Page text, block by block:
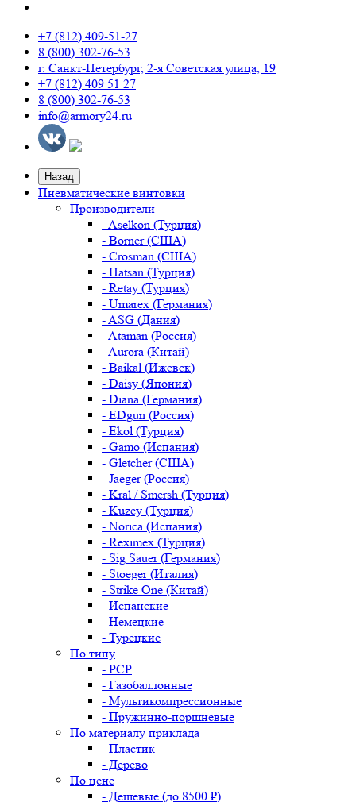
+7 (812) 409-51-27
8 (800) 302-76-53
г. Санкт-Петербург, 2-я Советская улица, 19
+7 (812) 409 51 27
8 (800) 302-76-53
info@armory24.ru
Назад
Пневматические винтовки
Производители
- Aselkon (Турция)
- Borner (США)
- Crosman (США)
- Hatsan (Турция)
- Retay (Турция)
- Umarex (Германия)
- ASG (Дания)
- Ataman (Россия)
- Aurora (Китай)
- Baikal (Ижевск)
- Daisy (Япония)
- Diana (Германия)
- EDgun (Россия)
- Ekol (Турция)
- Gamo (Испания)
- Gletcher (США)
- Jaeger (Россия)
- Kral / Smersh (Турция)
- Kuzey (Турция)
- Norica (Испания)
- Reximex (Турция)
- Sig Sauer (Германия)
- Stoeger (Италия)
- Strike One (Китай)
- Испанские
- Немецкие
- Турецкие
По типу
- PCP
- Газобаллонные
- Мультикомпрессионные
- Пружинно-поршневые
По материалу приклада
- Пластик
- Дерево
По цене
- Дешевые (до 8500 ₽)